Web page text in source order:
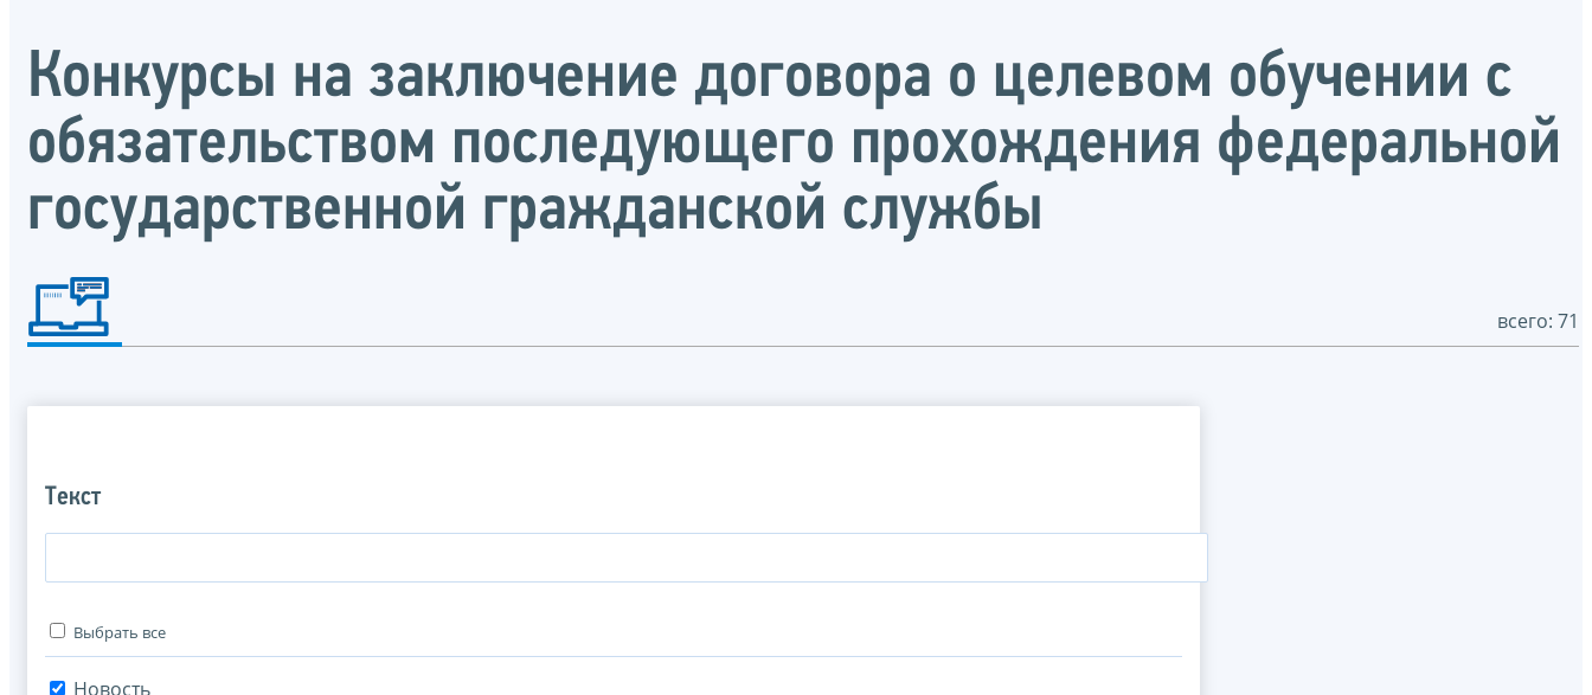
Конкурсы на заключение договора о целевом обучении с
обязательством последующего прохождения федеральной
государственной гражданской службы
всего: 71
Текст
Выбрать все
Новость